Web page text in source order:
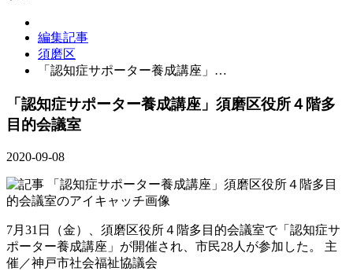
編集記事
須磨区
「認知症サポーター養成講座」…
「認知症サポーター養成講座」須磨区役所４階多
目的会議室
2020-09-08
7月31日（金）、須磨区役所４階多目的会議室で「認知症サ
ポーター養成講座」が開催され、市民28人が参加した。 主
催／神戸市社会福祉協議会